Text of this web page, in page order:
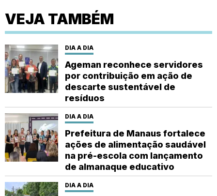
VEJA TAMBÉM
DIA A DIA
Ageman reconhece servidores
por contribuição em ação de
descarte sustentável de
resíduos
DIA A DIA
Prefeitura de Manaus fortalece
ações de alimentação saudável
na pré-escola com lançamento
de almanaque educativo
DIA A DIA